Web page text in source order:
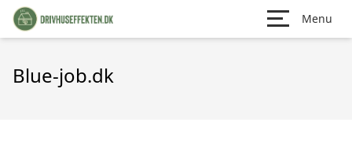
Menu
Blue-job.dk